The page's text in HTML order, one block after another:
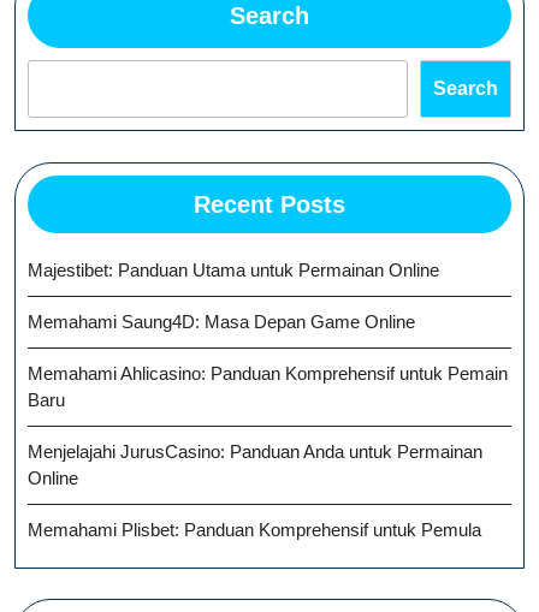
Search
Search
Recent Posts
Majestibet: Panduan Utama untuk Permainan Online
Memahami Saung4D: Masa Depan Game Online
Memahami Ahlicasino: Panduan Komprehensif untuk Pemain
Baru
Menjelajahi JurusCasino: Panduan Anda untuk Permainan
Online
Memahami Plisbet: Panduan Komprehensif untuk Pemula